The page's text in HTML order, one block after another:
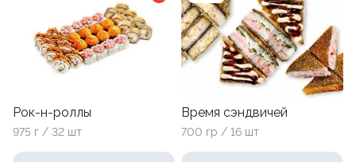
Рок-н-роллы
975 г / 32 шт
Время сэндвичей
700 гр / 16 шт